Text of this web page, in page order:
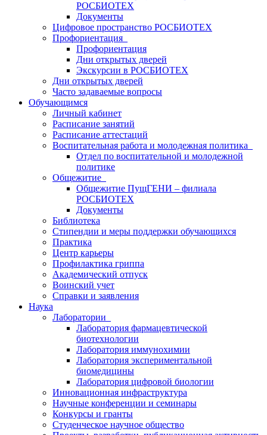
РОСБИОТЕХ
Документы
Цифровое пространство РОСБИОТЕХ
Профориентация
Профориентация
Дни открытых дверей
Экскурсии в РОСБИОТЕХ
Дни открытых дверей
Часто задаваемые вопросы
Обучающимся
Личный кабинет
Расписание занятий
Расписание аттестаций
Воспитательная работа и молодежная политика
Отдел по воспитательной и молодежной
политике
Общежитие
Общежитие ПущГЕНИ – филиала
РОСБИОТЕХ
Документы
Библиотека
Стипендии и меры поддержки обучающихся
Практика
Центр карьеры
Профилактика гриппа
Академический отпуск
Воинский учет
Справки и заявления
Наука
Лаборатории
Лаборатория фармацевтической
биотехнологии
Лаборатория иммунохимии
Лаборатория экспериментальной
биомедицины
Лаборатория цифровой биологии
Инновационная инфраструктура
Научные конференции и семинары
Конкурсы и гранты
Студенческое научное общество